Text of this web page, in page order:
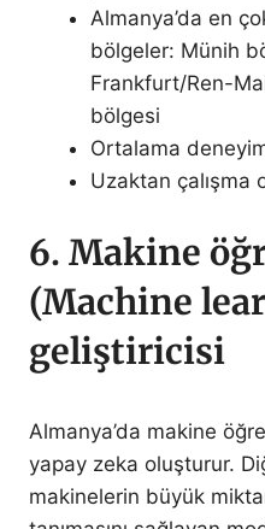
Almanya’da en
bölgeler: Münih
Frankfurt/Ren-
bölgesi
Ortalama deneyim
Uzaktan çalışma
6. Makine
(Machine
geliştiricisi
Almanya’da makine
yapay zeka oluşturur.
makinelerin büyük